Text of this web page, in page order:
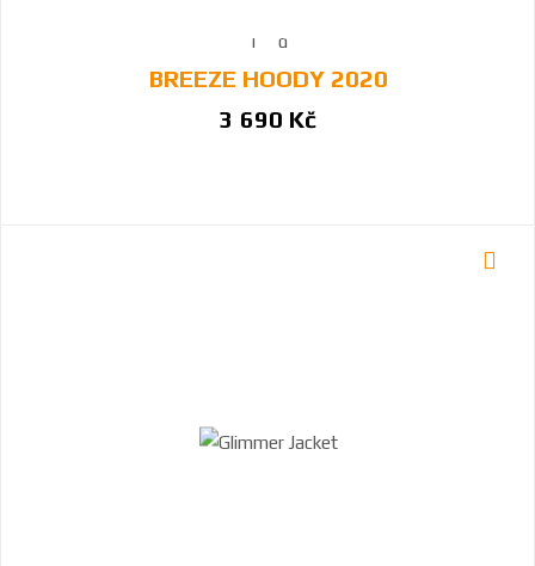
BREEZE HOODY 2020
3 690 Kč